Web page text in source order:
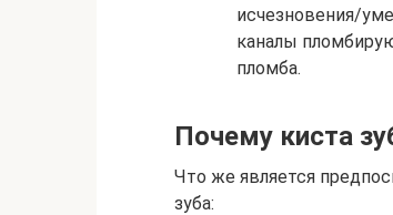
исчезновения/
каналы
пломба.
Почему киста
Что же является
зуба: